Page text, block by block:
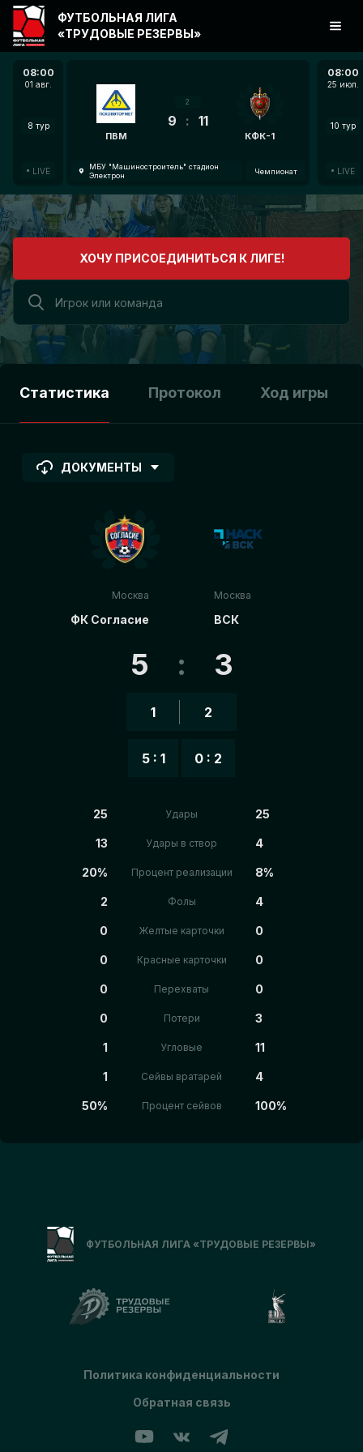
08:00
01 авг.
8 тур
LIVE
ПВМ
2
9 : 11
КФК-1
МБУ "Машиностроитель" стадион
Электрон
Чемпионат
08:00
25 июл.
10 тур
LIVE
ФУТБОЛЬНАЯ ЛИГА
«ТРУДОВЫЕ РЕЗЕРВЫ»
ХОЧУ ПРИСОЕДИНИТЬСЯ К ЛИГЕ!
Статистика Протокол Ход игры
ДОКУМЕНТЫ
Москва
ФК Согласие
5 : 3
1
5 : 1
2
0 : 2
Москва
ВСК
25 Удары 25
13 Удары в створ 4
20% Процент реализации 8%
2 Фолы 4
0 Желтые карточки 0
0 Красные карточки 0
0 Перехваты 0
0 Потери 3
1 Угловые 11
1 Сейвы вратарей 4
50% Процент сейвов 100%
ФУТБОЛЬНАЯ ЛИГА «ТРУДОВЫЕ РЕЗЕРВЫ»
Политика конфиденциальности
Обратная связь